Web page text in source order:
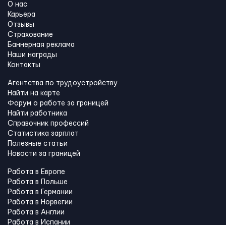
О нас
Карьера
Отзывы
Страхование
Баннерная реклама
Наши награды
Контакты
Агентства по трудоустройству
Найти на карте
Форум о работе за границей
Найти работника
Справочник профессий
Статистика зарплат
Полезные статьи
Новости за границей
Работа в Европе
Работа в Польше
Работа в Германии
Работа в Норвегии
Работа в Англии
Работа в Испании